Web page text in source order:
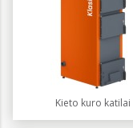
Kieto kuro katilai